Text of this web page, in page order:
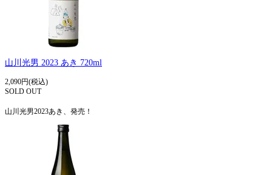
山川光男 2023 あき 720ml
2,090円(税込)
SOLD OUT
山川光男2023あき、発売！